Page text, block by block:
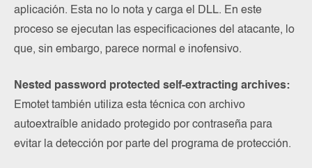
aplicación. Esta no lo nota y carga el DLL. En este
proceso se ejecutan las especificaciones del atacante, lo
que, sin embargo, parece normal e inofensivo.
Nested password protected self-extracting archives:
Emotet también utiliza esta técnica con archivo
autoextraíble anidado protegido por contraseña para
evitar la detección por parte del programa de protección.